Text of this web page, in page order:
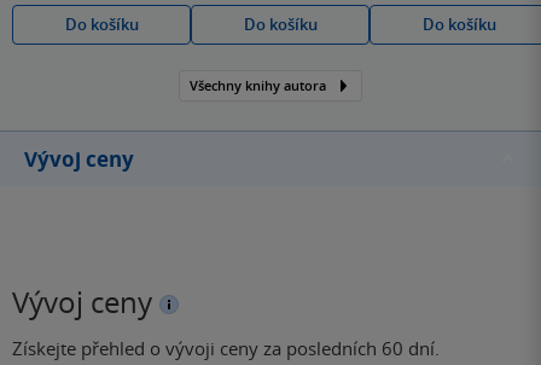
Do košíku
Do košíku
Do košíku
Všechny knihy autora
Vývoj ceny
Vývoj ceny
Získejte přehled o vývoji ceny za posledních 60 dní.